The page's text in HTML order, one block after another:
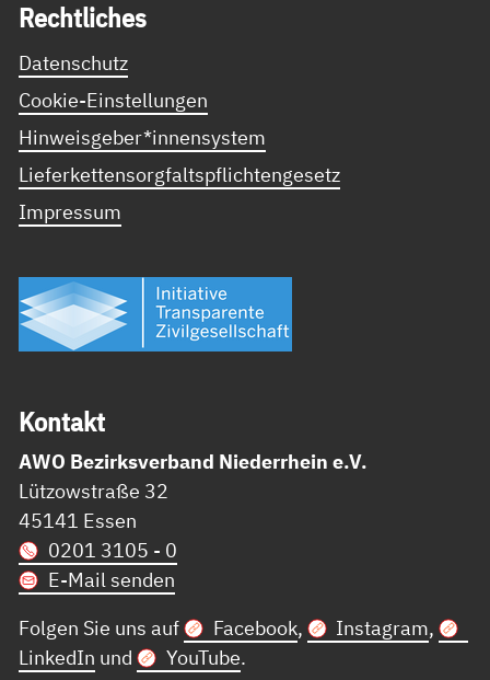
Recht­li­ches
Datenschutz
Cookie-Einstellungen
Hinweisgeber*innensystem
Lieferkettensorgfaltspflichtengesetz
Impressum
Kon­takt
AWO Bezirksverband Niederrhein e.V.
Lützowstraße 32
45141 Essen
0201 3105 - 0
E-Mail senden
Folgen Sie uns auf
Facebook, Instagram,
LinkedIn und YouTube.